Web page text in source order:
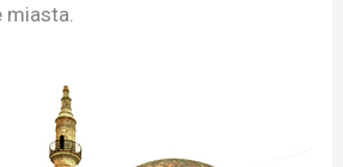
miasta.